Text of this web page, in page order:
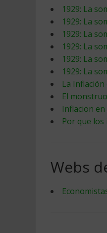
1929: La
1929: La
1929: La
1929: La
1929: La
1929: La
La
El
Inflacion en
Por que
Webs